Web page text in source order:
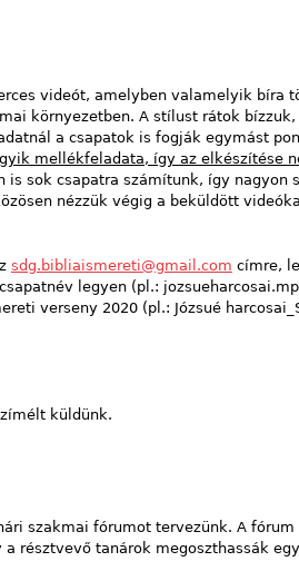
videót, amelyben valamelyik bíra
környezetben. A stílust rátok
a csapatok is fogják egymást
mellékfeladata, így az elkészítése
is sok csapatra számítunk, így nagyon
nézzük végig a beküldött
sdg.bibliaismereti@gmail.com címre,
legyen (pl.:
verseny 2020 (pl.: Józsué
küldünk.
szakmai fórumot tervezünk. A fórum
résztvevő tanárok megoszthassák